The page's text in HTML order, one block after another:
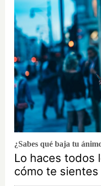
¿Sabes qué baja tu
Lo haces todos
cómo te sientes